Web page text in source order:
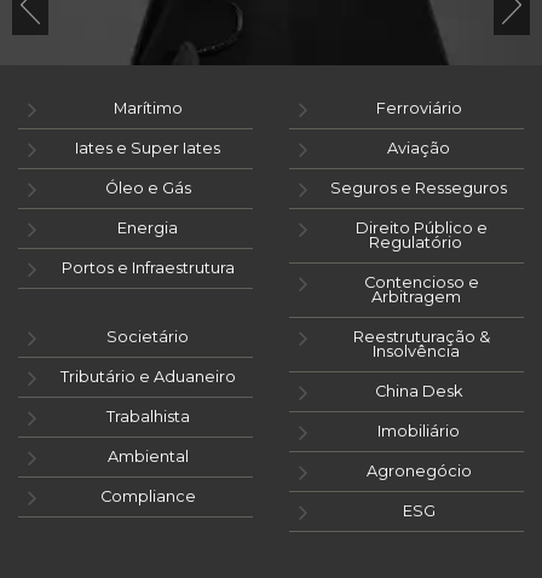
Marítimo
Iates e Super Iates
Óleo e Gás
Energia
Portos e Infraestrutura
Ferroviário
Aviação
Seguros e Resseguros
Direito Público e
Regulatório
Contencioso e
Arbitragem
Societário
Tributário e Aduaneiro
Trabalhista
Ambiental
Compliance
Reestruturação &
Insolvência
China Desk
Imobiliário
Agronegócio
ESG